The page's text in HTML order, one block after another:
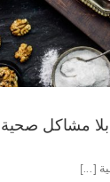
بلا مشاكل
[...]